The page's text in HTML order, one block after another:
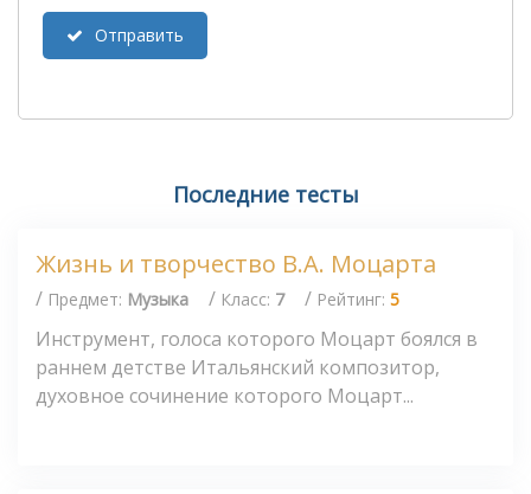
Отправить
Последние тесты
Жизнь и творчество В.А. Моцарта
/ Предмет: Музыка / Класс: 7 / Рейтинг: 5
Инструмент, голоса которого Моцарт боялся в
раннем детстве Итальянский композитор,
духовное сочинение которого Моцарт...